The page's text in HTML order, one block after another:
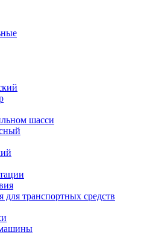
шасси
транспортных средств